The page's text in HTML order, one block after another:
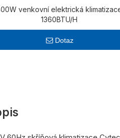
venkovní elektrická
1360BTU/H
Dotaz